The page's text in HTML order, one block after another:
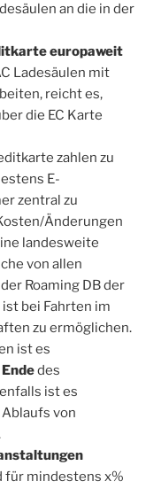
an die in der
europaweit
Ladesäulen mit
reicht es,
die EC Karte
zahlen zu
E-
zentral zu
Änderungen
landesweite
von allen
Roaming DB der
bei Fahrten im
zu ermöglichen.
ist es
des
ist es
von
für mindestens x%